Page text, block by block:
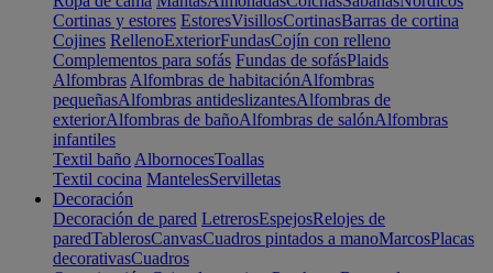
Cortinas y estores EstoresVisillosCortinasBarras de cortina
Cojines RellenoExteriorFundasCojín con relleno
Complementos para sofás Fundas de sofásPlaids
Alfombras Alfombras de habitaciónAlfombras
pequeñasAlfombras antideslizantesAlfombras de
exteriorAlfombras de bañoAlfombras de salónAlfombras
infantiles
Textil baño AlbornocesToallas
Textil cocina MantelesServilletas
Decoración
Decoración de pared LetrerosEspejosRelojes de
paredTablerosCanvasCuadros pintados a manoMarcosPlacas
decorativasCuadros